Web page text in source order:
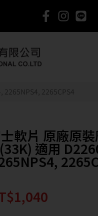
2265NPS4, 2265CPS4
軟片 原廠原
適用
1,040